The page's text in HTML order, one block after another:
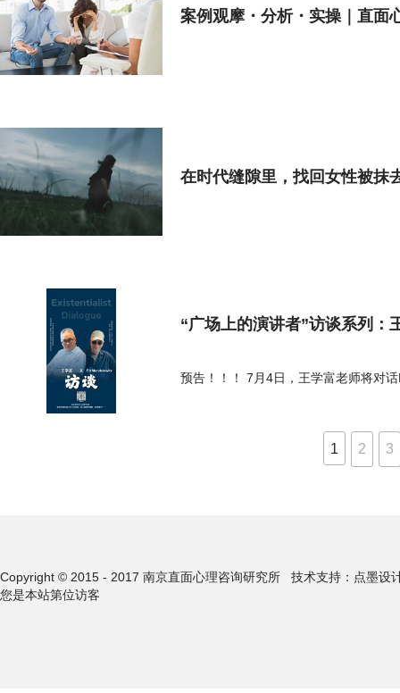
案例观摩・分析・实操｜直面
在时代缝隙里，找回女性被抹
“广场上的演讲者”访谈系列：
预告！！！ 7月4日，王学富老师将对
1 2 3
Copyright © 2015 - 2017 南京直面心理咨询研究所 技术支持：点墨设
您是本站第位访客